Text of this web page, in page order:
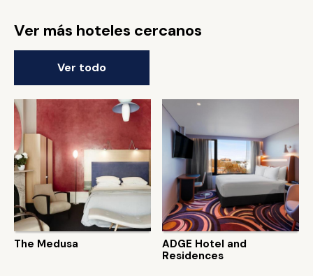
Ver más hoteles cercanos
Ver todo
The Medusa
ADGE Hotel and
Residences